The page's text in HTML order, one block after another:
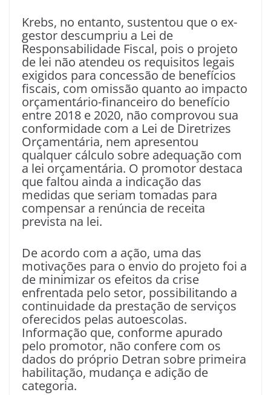
Krebs, no entanto, sustentou que o ex-
gestor descumpriu a Lei de
Responsabilidade Fiscal, pois o projeto
de lei não atendeu os requisitos legais
exigidos para concessão de benefícios
fiscais, com omissão quanto ao impacto
orçamentário-financeiro do benefício
entre 2018 e 2020, não comprovou sua
conformidade com a Lei de Diretrizes
Orçamentária, nem apresentou
qualquer cálculo sobre adequação com
a lei orçamentária. O promotor destaca
que faltou ainda a indicação das
medidas que seriam tomadas para
compensar a renúncia de receita
prevista na lei.
De acordo com a ação, uma das
motivações para o envio do projeto foi a
de minimizar os efeitos da crise
enfrentada pelo setor, possibilitando a
continuidade da prestação de serviços
oferecidos pelas autoescolas.
Informação que, conforme apurado
pelo promotor, não confere com os
dados do próprio Detran sobre primeira
habilitação, mudança e adição de
categoria.